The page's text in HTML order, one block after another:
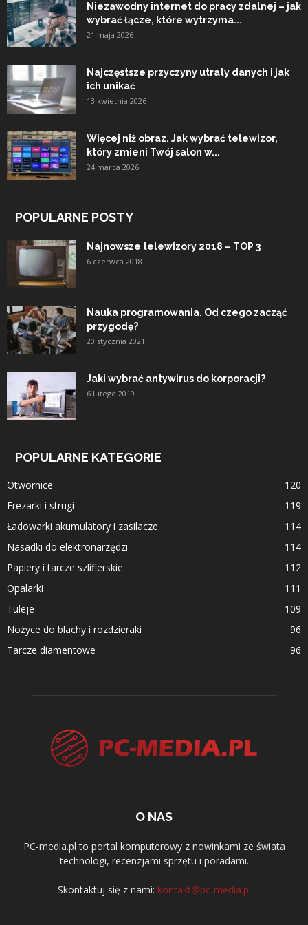
Niezawodny internet do pracy zdalnej – jak
wybrać łącze, które wytrzyma...
21 maja 2026
Najczęstsze przyczyny utraty danych i jak
ich unikać
13 kwietnia 2026
Więcej niż obraz. Jak wybrać telewizor,
który zmieni Twój salon w...
24 marca 2026
POPULARNE POSTY
Najnowsze telewizory 2018 – TOP 3
6 czerwca 2018
Nauka programowania. Od czego zacząć
przygodę?
20 stycznia 2021
Jaki wybrać antywirus do korporacji?
6 lutego 2019
POPULARNE KATEGORIE
Otwornice
120
Frezarki i strugi
119
Ładowarki akumulatory i zasilacze
114
Nasadki do elektronarzędzi
114
Papiery i tarcze szlifierskie
112
Opalarki
111
Tuleje
109
Nożyce do blachy i rozdzieraki
96
Tarcze diamentowe
96
O NAS
PC-media.pl to portal komputerowy z nowinkami ze świata
technologi, recenzjami sprzętu i poradami.
Skontaktuj się z nami: kontakt@pc-media.pl